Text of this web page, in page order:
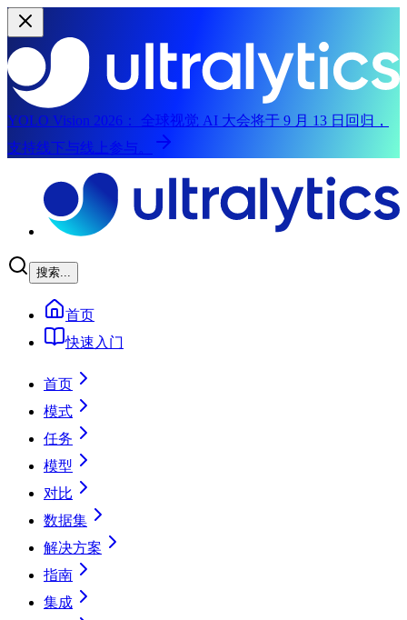
YOLO Vision 2026：
全球视觉 AI 大会将于 9 月 13 日回归，
支持线下与线上参与。
搜索...
首页
快速入门
首页
模式
任务
模型
对比
数据集
解决方案
指南
集成